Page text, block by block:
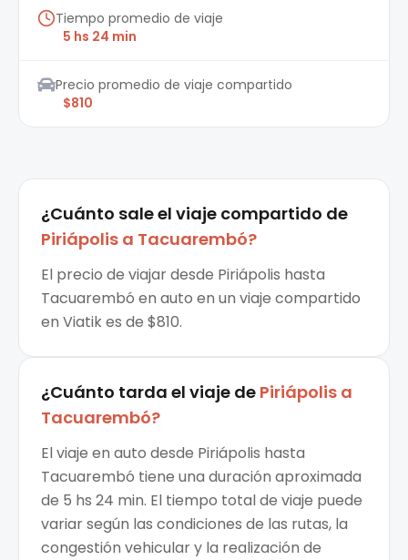
Tiempo promedio de viaje
5 hs 24 min
Precio promedio de viaje compartido
$810
¿Cuánto sale el viaje compartido de
Piriápolis a Tacuarembó?
El precio de viajar desde Piriápolis hasta
Tacuarembó en auto en un viaje compartido
en Viatik es de $810.
¿Cuánto tarda el viaje de Piriápolis a
Tacuarembó?
El viaje en auto desde Piriápolis hasta
Tacuarembó tiene una duración aproximada
de 5 hs 24 min. El tiempo total de viaje puede
variar según las condiciones de las rutas, la
congestión vehicular y la realización de